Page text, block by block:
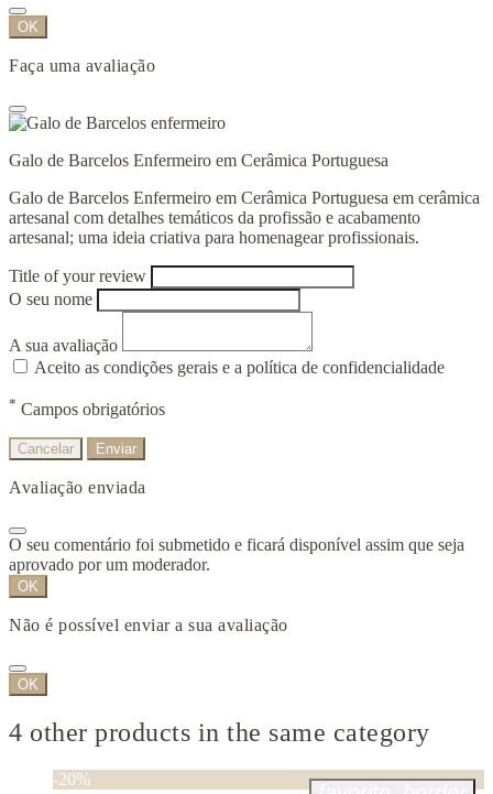
OK
Faça uma avaliação
Galo de Barcelos Enfermeiro em Cerâmica Portuguesa
Galo de Barcelos Enfermeiro em Cerâmica Portuguesa em cerâmica
artesanal com detalhes temáticos da profissão e acabamento
artesanal; uma ideia criativa para homenagear profissionais.
Title of your review
O seu nome
A sua avaliação
Aceito as condições gerais e a política de confidencialidade
* Campos obrigatórios
Cancelar Enviar
Avaliação enviada
O seu comentário foi submetido e ficará disponível assim que seja
aprovado por um moderador.
OK
Não é possível enviar a sua avaliação
OK
4 other products in the same category
-20%